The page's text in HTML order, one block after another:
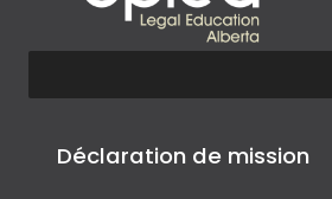
Déclaration de mission